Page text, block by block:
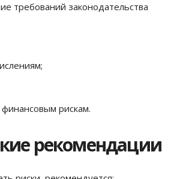
требований законодательства
рискам.
рекомендации